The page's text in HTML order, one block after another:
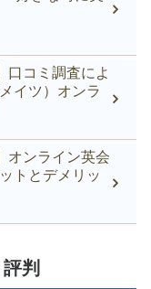
口コミ調査によ
イツ）オンラ
オンライン英会
トとデメリッ
判